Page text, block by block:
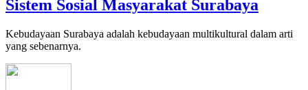
Sistem Sosial Masyarakat Surabaya
Kebudayaan Surabaya adalah kebudayaan multikultural dalam arti
yang sebenarnya.